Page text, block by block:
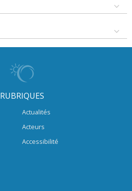
RUBRIQUES
Actualités
Acteurs
Accessibilité